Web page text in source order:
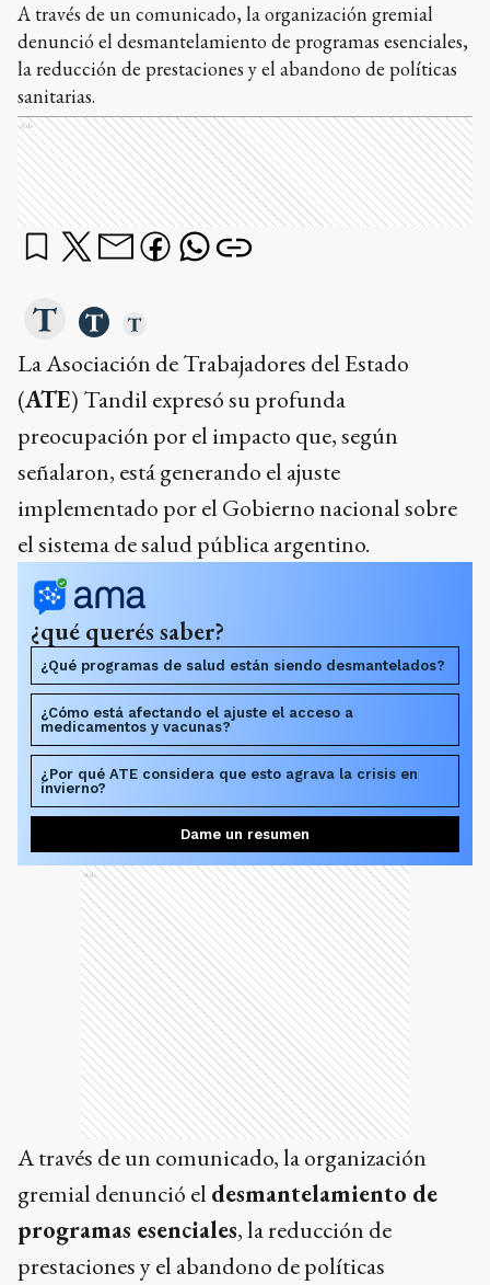
A través de un comunicado, la organización gremial
denunció el desmantelamiento de programas esenciales,
la reducción de prestaciones y el abandono de políticas
sanitarias.
Ads
La Asociación de Trabajadores del Estado
(ATE) Tandil expresó su profunda
preocupación por el impacto que, según
señalaron, está generando el ajuste
implementado por el Gobierno nacional sobre
el sistema de salud pública argentino.
¿qué querés saber?
¿Qué programas de salud están siendo desmantelados?
¿Cómo está afectando el ajuste el acceso a
medicamentos y vacunas?
¿Por qué ATE considera que esto agrava la crisis en
invierno?
Dame un resumen
Ads
A través de un comunicado, la organización
gremial denunció el desmantelamiento de
programas esenciales, la reducción de
prestaciones y el abandono de políticas